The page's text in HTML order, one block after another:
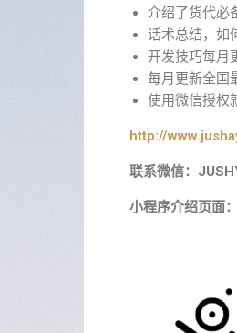
介绍了货代必
话术总结，如
开发技巧每月
每月更新全国
使用微信授权
http://
联系微信：
小程序介绍页面：